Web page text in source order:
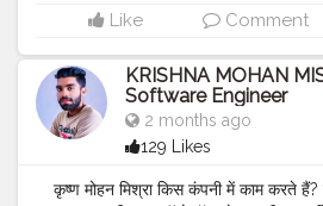
Like Comment
KRISHNA MOHAN
Software Engineer
2 months ago
129 Likes
कृष्ण मोहन मिश्रा किस कंपनी में काम करते हैं?